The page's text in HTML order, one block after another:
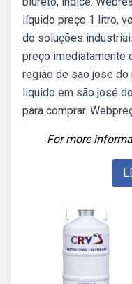
líquido preço 1 litro,
do soluções
preço imediatamente
região de sao jose
liquido em são josé
para comprar.
For more